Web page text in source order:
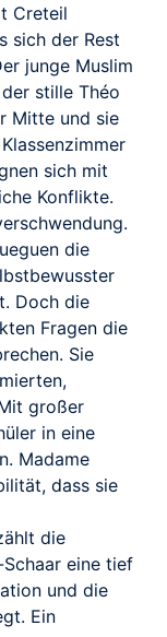
Creteil
sich der Rest
junge Muslim
stille Théo
Mitte und sie
sich mit
Konflikte.
die
Doch die
Fragen die
Sie
großer
in eine
Madame
dass sie
die
eine tief
und die
Ein